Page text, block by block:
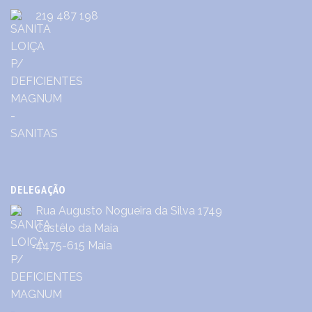
219 487 198
DELEGAÇÃO
Rua Augusto Nogueira da Silva 1749
Castêlo da Maia
4475-615 Maia